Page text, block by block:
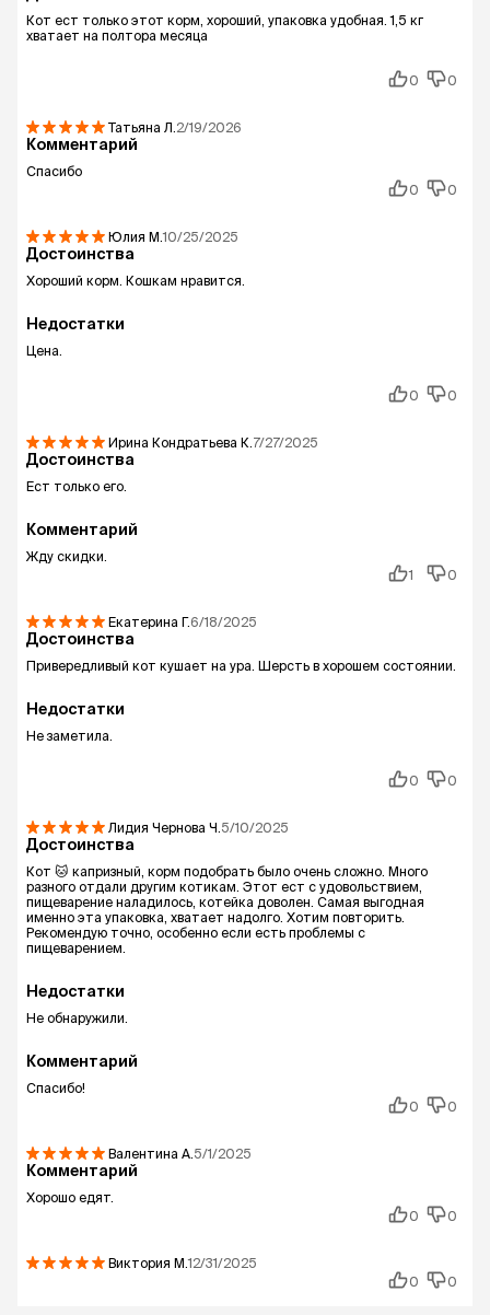
Кот ест только этот корм, хороший, упаковка удобная. 1,5 кг
хватает на полтора месяца
0 0
Татьяна Л. 2/19/2026
Комментарий
Спасибо
0
0
Юлия М.10/25/2025
Достоинства
Хороший корм. Кошкам нравится.
Недостатки
Цена.
0 0
Ирина Кондратьева К. 7/27/2025
Достоинства
Ест только его.
Комментарий
Жду скидки.
1
0
Екатерина Г.6/18/2025
Достоинства
Привередливый кот кушает на ура. Шерсть в хорошем состоянии.
Недостатки
Не заметила.
0 0
Лидия Чернова Ч. 5/10/2025
Достоинства
Кот 🐱 капризный, корм подобрать было очень сложно. Много
разного отдали другим котикам. Этот ест с удовольствием,
пищеварение наладилось, котейка доволен. Самая выгодная
именно эта упаковка, хватает надолго. Хотим повторить.
Рекомендую точно, особенно если есть проблемы с
пищеварением.
Недостатки
Не обнаружили.
Комментарий
Спасибо!
0
0
Валентина А. 5/1/2025
Комментарий
Хорошо едят.
0
0
Виктория М.12/31/2025
0
0